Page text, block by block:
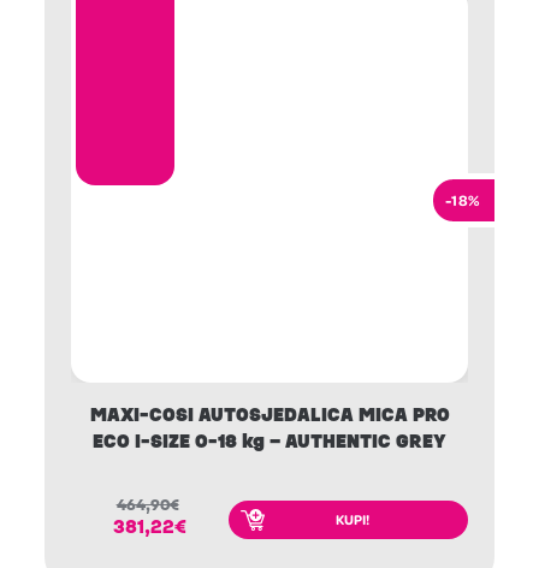
-18%
MAXI-COSI AUTOSJEDALICA MICA PRO
ECO I-SIZE 0-18 kg – AUTHENTIC GREY
464,90€
381,22€ KUPI!